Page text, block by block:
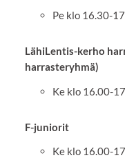
Pe klo 16.30-
LähiLentis-kerho
harrasteryhmä)
Ke klo 16.00-
F-juniorit
Ke klo 16.00-